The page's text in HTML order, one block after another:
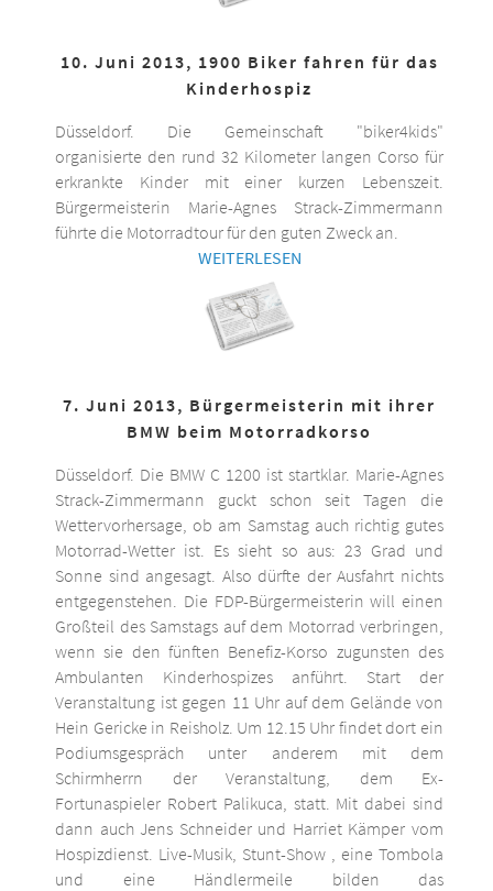
10. Juni 2013, 1900 Biker fahren für das
Kinderhospiz
Düsseldorf. Die Gemeinschaft "biker4kids"
organisierte den rund 32 Kilometer langen Corso für
erkrankte Kinder mit einer kurzen Lebenszeit.
Bürgermeisterin Marie-Agnes Strack-Zimmermann
führte die Motorradtour für den guten Zweck an.
WEITERLESEN
7. Juni 2013, Bürgermeisterin mit ihrer
BMW beim Motorradkorso
Düsseldorf. Die BMW C 1200 ist startklar. Marie-Agnes
Strack-Zimmermann guckt schon seit Tagen die
Wettervorhersage, ob am Samstag auch richtig gutes
Motorrad-Wetter ist. Es sieht so aus: 23 Grad und
Sonne sind angesagt. Also dürfte der Ausfahrt nichts
entgegenstehen. Die FDP-Bürgermeisterin will einen
Großteil des Samstags auf dem Motorrad verbringen,
wenn sie den fünften Benefiz-Korso zugunsten des
Ambulanten Kinderhospizes anführt. Start der
Veranstaltung ist gegen 11 Uhr auf dem Gelände von
Hein Gericke in Reisholz. Um 12.15 Uhr findet dort ein
Podiumsgespräch unter anderem mit dem
Schirmherrn der Veranstaltung, dem Ex-
Fortunaspieler Robert Palikuca, statt. Mit dabei sind
dann auch Jens Schneider und Harriet Kämper vom
Hospizdienst. Live-Musik, Stunt-Show , eine Tombola
und eine Händlermeile bilden das